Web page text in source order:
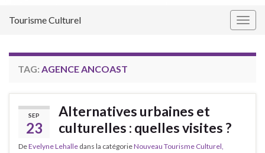
Tourisme Culturel
TAG: AGENCE ANCOAST
SEP
23
Alternatives urbaines et
culturelles : quelles visites ?
DeEvelyne Lehalle dans la catégorieNouveau Tourisme Culturel,